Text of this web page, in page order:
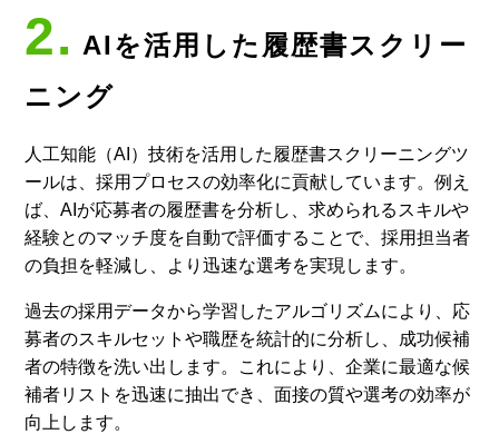
2. AIを活用した履歴書スクリー
ニング
人工知能（AI）技術を活用した履歴書スクリーニングツ
ールは、採用プロセスの効率化に貢献しています。例え
ば、AIが応募者の履歴書を分析し、求められるスキルや
経験とのマッチ度を自動で評価することで、採用担当者
の負担を軽減し、より迅速な選考を実現します。
過去の採用データから学習したアルゴリズムにより、応
募者のスキルセットや職歴を統計的に分析し、成功候補
者の特徴を洗い出します。これにより、企業に最適な候
補者リストを迅速に抽出でき、面接の質や選考の効率が
向上します。